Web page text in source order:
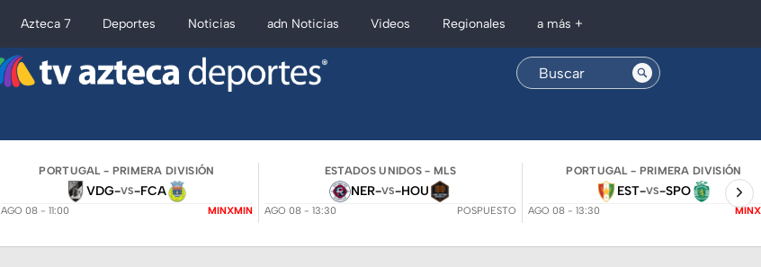
Azteca 7 Deportes Noticias adn Noticias Videos Regionales a más +
PORTUGAL - PRIMERA DIVISIÓN
VDG-VS-FCA
AGO 08 - 11:00 MINXMIN
ESTADOS UNIDOS - MLS
NER-VS-HOU
AGO 08 - 13:30 POSPUESTO
PORTUGAL - PRIMERA DIVISIÓN
EST-VS-SPO
AGO 08 - 13:30